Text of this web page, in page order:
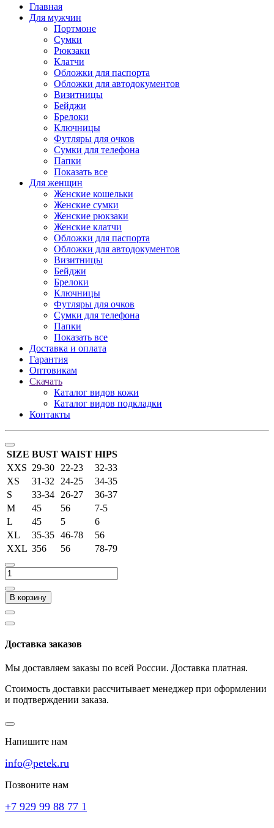
Главная
Для мужчин
Портмоне
Сумки
Рюкзаки
Клатчи
Обложки для паспорта
Обложки для автодокументов
Визитницы
Бейджи
Брелоки
Ключницы
Футляры для очков
Сумки для телефона
Папки
Показать все
Для женщин
Женские кошельки
Женские сумки
Женские рюкзаки
Женские клатчи
Обложки для паспорта
Обложки для автодокументов
Визитницы
Бейджи
Брелоки
Ключницы
Футляры для очков
Сумки для телефона
Папки
Показать все
Доставка и оплата
Гарантия
Оптовикам
Скачать
Каталог видов кожи
Каталог видов подкладки
Контакты
SIZE BUST WAIST HIPS
XXS 29-30 22-23
32-33
XS
31-32 24-25
34-35
S
33-34 26-27
36-37
M
45 56
7-5
L
45 5
6
XL
35-35 46-78
56
XXL 356 56 78-79
В корзину
Доставка заказов
Мы доставляем заказы по всей России. Доставка платная.
Стоимость доставки рассчитывает менеджер при оформлении
и подтверждении заказа.
Напишите нам
info@petek.ru
Позвоните нам
+7 929 99 88 77 1